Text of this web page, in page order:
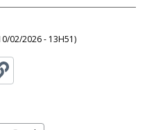
02/2026 - 13H51)